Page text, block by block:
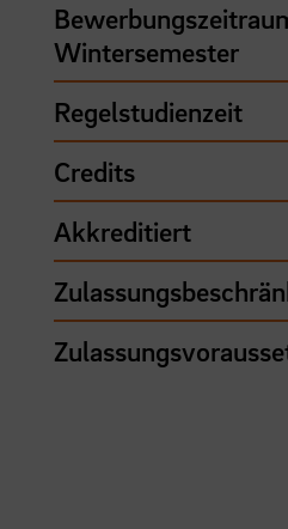
Wintersemester
Regelstudienzeit
Credits
Akkreditiert